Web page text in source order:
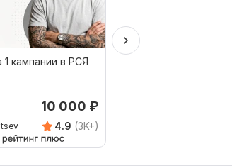
1 кампании в РСЯ
10 000 ₽
4.9 (3K+)